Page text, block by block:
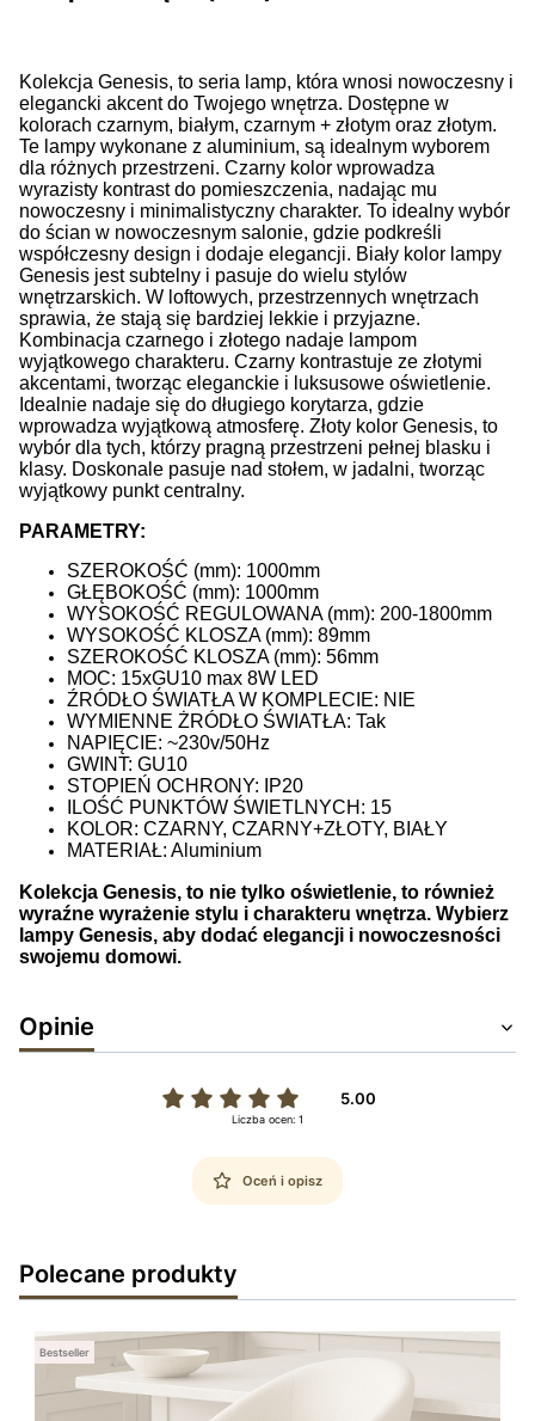
Kolekcja Genesis, to seria lamp, która wnosi nowoczesny i
elegancki akcent do Twojego wnętrza. Dostępne w
kolorach czarnym, białym, czarnym + złotym oraz złotym.
Te lampy wykonane z aluminium, są idealnym wyborem
dla różnych przestrzeni. Czarny kolor wprowadza
wyrazisty kontrast do pomieszczenia, nadając mu
nowoczesny i minimalistyczny charakter. To idealny wybór
do ścian w nowoczesnym salonie, gdzie podkreśli
współczesny design i dodaje elegancji. Biały kolor lampy
Genesis jest subtelny i pasuje do wielu stylów
wnętrzarskich. W loftowych, przestrzennych wnętrzach
sprawia, że stają się bardziej lekkie i przyjazne.
Kombinacja czarnego i złotego nadaje lampom
wyjątkowego charakteru. Czarny kontrastuje ze złotymi
akcentami, tworząc eleganckie i luksusowe oświetlenie.
Idealnie nadaje się do długiego korytarza, gdzie
wprowadza wyjątkową atmosferę. Złoty kolor Genesis, to
wybór dla tych, którzy pragną przestrzeni pełnej blasku i
klasy. Doskonale pasuje nad stołem, w jadalni, tworząc
wyjątkowy punkt centralny.
PARAMETRY:
SZEROKOŚĆ (mm): 1000mm
GŁĘBOKOŚĆ (mm): 1000mm
WYSOKOŚĆ REGULOWANA (mm): 200-1800mm
WYSOKOŚĆ KLOSZA (mm): 89mm
SZEROKOŚĆ KLOSZA (mm): 56mm
MOC: 15xGU10 max 8W LED
ŹRÓDŁO ŚWIATŁA W KOMPLECIE: NIE
WYMIENNE ŻRÓDŁO ŚWIATŁA: Tak
NAPIĘCIE: ~230v/50Hz
GWINT: GU10
STOPIEŃ OCHRONY: IP20
ILOŚĆ PUNKTÓW ŚWIETLNYCH: 15
KOLOR: CZARNY, CZARNY+ZŁOTY, BIAŁY
MATERIAŁ: Aluminium
Kolekcja Genesis, to nie tylko oświetlenie, to również
wyraźne wyrażenie stylu i charakteru wnętrza. Wybierz
lampy Genesis, aby dodać elegancji i nowoczesności
swojemu domowi.
Opinie
5.00
Liczba ocen: 1
Oceń i opisz
Polecane produkty
Bestseller